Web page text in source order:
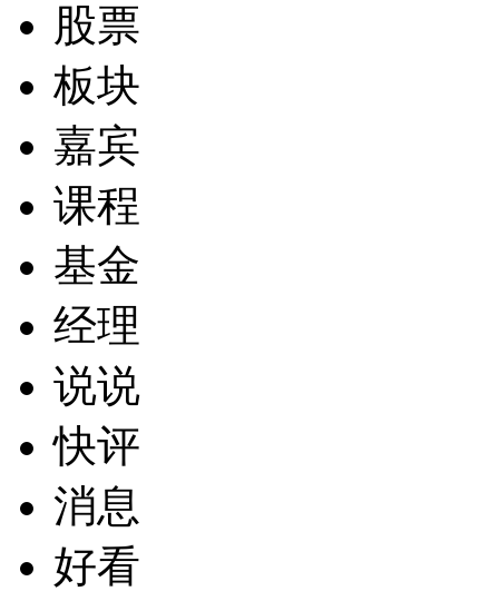
股票
板块
嘉宾
课程
基金
经理
说说
快评
消息
好看